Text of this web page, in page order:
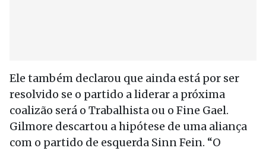
Ele também declarou que ainda está por ser
resolvido se o partido a liderar a próxima
coalizão será o Trabalhista ou o Fine Gael.
Gilmore descartou a hipótese de uma aliança
com o partido de esquerda Sinn Fein. “O